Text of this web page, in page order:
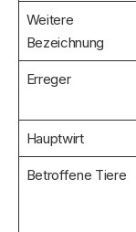
Weitere
Bezeichnung
Erreger
Hauptwirt
Betroffene Tiere